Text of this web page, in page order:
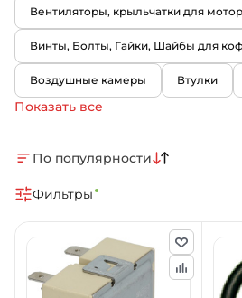
Вентиляторы, крыльчатки для
Винты, Болты, Гайки, Шайбы для
Воздушные камеры Втулки
Показать все
По популярности
Фильтры